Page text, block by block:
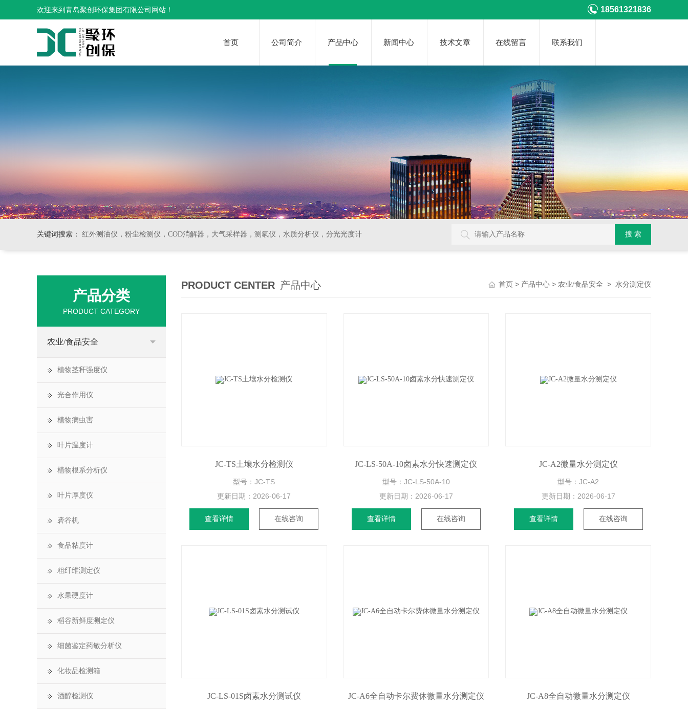
欢迎来到青岛聚创环保集团有限公司网站！ 18561321836
首页 公司简介 产品中心 新闻中心 技术文章 在线留言 联系我们
关键词搜索： 红外测油仪，粉尘检测仪，COD消解器，大气采样器，测氡仪，水质分析仪，分光光度计
产品分类
PRODUCT CATEGORY
农业/食品安全
植物茎秆强度仪
光合作用仪
植物病虫害
叶片温度计
植物根系分析仪
叶片厚度仪
砻谷机
食品粘度计
粗纤维测定仪
水果硬度计
稻谷新鲜度测定仪
细菌鉴定药敏分析仪
化妆品检测箱
酒醇检测仪
PRODUCT CENTER 产品中心 首页 > 产品中心 > 农业/食品安全 > 水分测定仪
JC-TS土壤水分检测仪
型号：JC-TS
更新日期： 2026-06-17
查看详情 在线咨询
JC-LS-50A-10卤素水分快速测定仪
型号：JC-LS-50A-10
更新日期： 2026-06-17
查看详情 在线咨询
JC-A2微量水分测定仪
型号：JC-A2
更新日期： 2026-06-17
查看详情 在线咨询
JC-LS-01S卤素水分测试仪 JC-A6全自动卡尔费休微量水分测定仪 JC-A8全自动微量水分测定仪